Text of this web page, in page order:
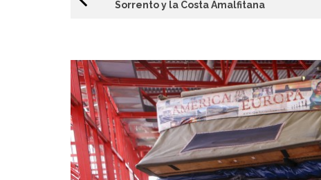
Sorrento y la Costa Amalfitana